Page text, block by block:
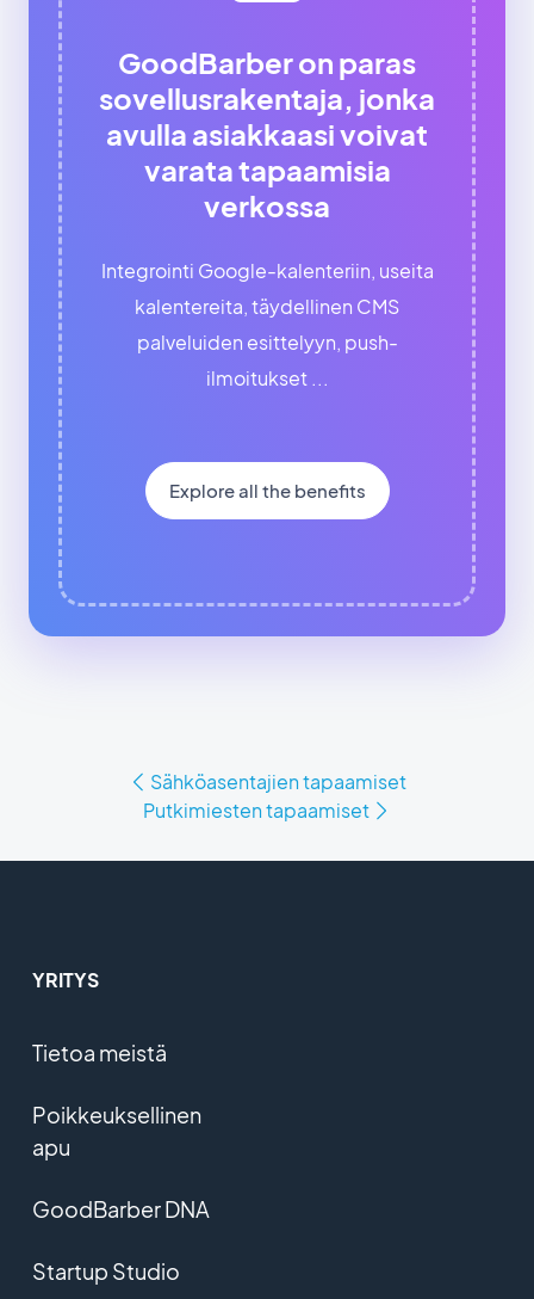
GoodBarber on paras
sovellusrakentaja, jonka
avulla asiakkaasi voivat
varata tapaamisia
verkossa
Integrointi Google-kalenteriin, useita
kalentereita, täydellinen CMS
palveluiden esittelyyn, push-
ilmoitukset ...
Explore all the benefits
Sähköasentajien tapaamiset
Putkimiesten tapaamiset
YRITYS
Tietoa meistä
Poikkeuksellinen
apu
GoodBarber DNA
Startup Studio